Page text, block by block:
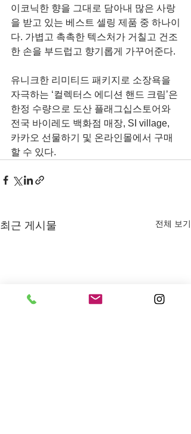
이코닉한 향을 그대로 담아내 많은 사랑
을 받고 있는 베스트 셀링 제품 중 하나이
다. 가볍고 촉촉한 텍스처가 거칠고 건조
한 손을 부드럽고 향기롭게 가꾸어준다.
유니크한 리미티드 패키지로 소장욕을
자극하는 ‘컬렉터스 에디션 핸드 크림’은
한정 수량으로 도산 플래그십스토어와
전국 바이레도 백화점 매장, SI village,
카카오 선물하기 및 온라인몰에서 구매
할 수 있다.
최근 게시물 전체 보기